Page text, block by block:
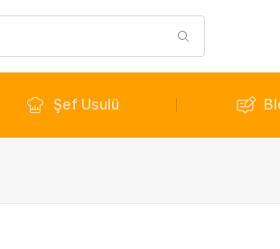
Şef Usulü